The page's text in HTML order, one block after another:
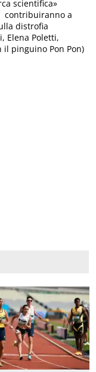
scientifica»
contribuiranno a
distrofia
Elena Poletti,
il pinguino Pon Pon)